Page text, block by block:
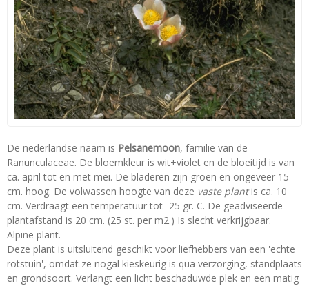
De nederlandse naam is Pelsanemoon, familie van de
Ranunculaceae. De bloemkleur is wit+violet en de bloeitijd is van
ca. april tot en met mei. De bladeren zijn groen en ongeveer 15
cm. hoog. De volwassen hoogte van deze vaste plantis ca. 10
cm. Verdraagt een temperatuur tot -25 gr. C. De geadviseerde
plantafstand is 20 cm. (25 st. per m2.) Is slecht verkrijgbaar.
Alpine plant.
Deze plant is uitsluitend geschikt voor liefhebbers van een 'echte
rotstuin', omdat ze nogal kieskeurig is qua verzorging, standplaats
en grondsoort. Verlangt een licht beschaduwde plek en een matig